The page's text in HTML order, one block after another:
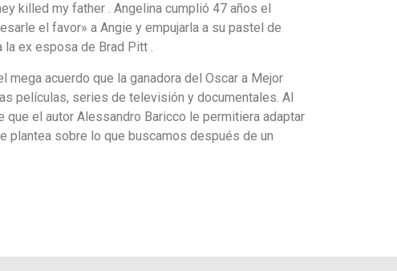
killed my father . Angelina cumplió 47 años el
el favor» a Angie y empujarla a su pastel de
ex esposa de Brad Pitt .
acuerdo que la ganadora del Oscar a Mejor
películas, series de televisión y documentales. Al
el autor Alessandro Baricco le permitiera adaptar
plantea sobre lo que buscamos después de un